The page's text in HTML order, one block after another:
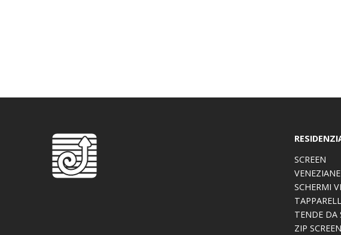
SCREEN
VENEZIANE
SCHERMI
TENDE DA
ZIP SCREEN